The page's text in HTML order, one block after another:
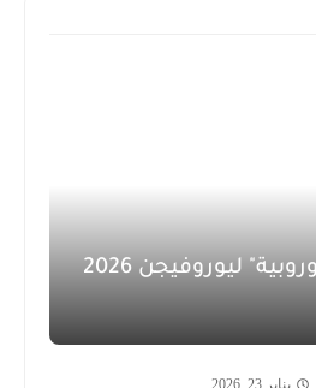
إلغاء "الجولة الأوروبية" ليوروفيجن 2026
يناير 23, 2026